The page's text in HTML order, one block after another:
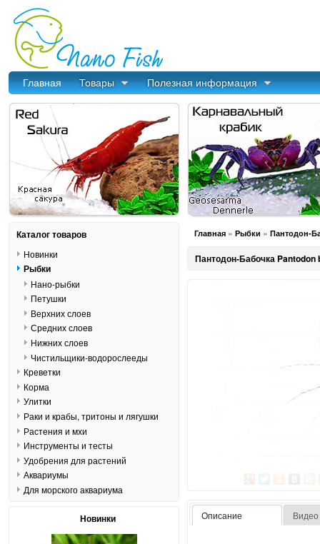
Главная Товары Полезная информация
Главная » Рыбки » Пантодон-
Пантодон-Бабочка Pantodon
Описание Видео
Каталог товаров
Новинки
Рыбки
Нано-рыбки
Петушки
Верхних слоев
Средних слоев
Нижних слоев
Чистильщики-водорослееды
Креветки
Корма
Улитки
Раки и крабы, тритоны и лягушки
Растения и мхи
Инструменты и тесты
Удобрения для растений
Аквариумы
Для морского аквариума
Новинки